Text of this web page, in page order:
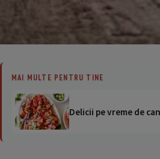
MAI MULTE PENTRU TINE
Delicii pe vreme de